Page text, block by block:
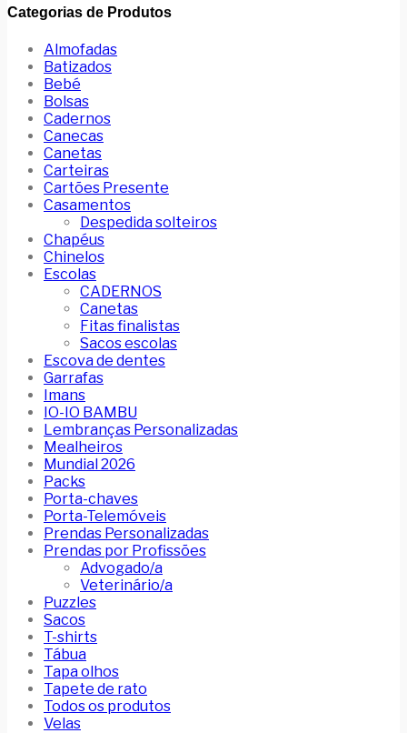
Categorias de Produtos
Almofadas
Batizados
Bebé
Bolsas
Cadernos
Canecas
Canetas
Carteiras
Cartões Presente
Casamentos
Despedida solteiros
Chapéus
Chinelos
Escolas
CADERNOS
Canetas
Fitas finalistas
Sacos escolas
Escova de dentes
Garrafas
Imans
IO-IO BAMBU
Lembranças Personalizadas
Mealheiros
Mundial 2026
Packs
Porta-chaves
Porta-Telemóveis
Prendas Personalizadas
Prendas por Profissões
Advogado/a
Veterinário/a
Puzzles
Sacos
T-shirts
Tábua
Tapa olhos
Tapete de rato
Todos os produtos
Velas